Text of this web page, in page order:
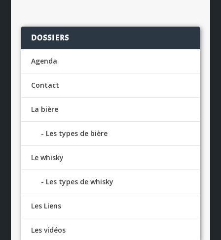
DOSSIERS
Agenda
Contact
La bière
Les types de bière
Le whisky
Les types de whisky
Les Liens
Les vidéos